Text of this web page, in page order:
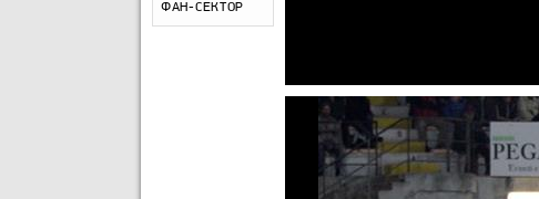
ФАН-СЕКТОР